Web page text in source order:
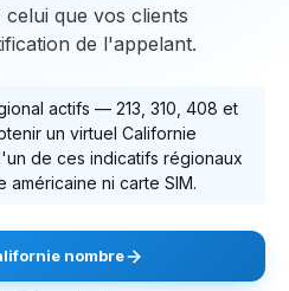
que vos clients
de l'appelant.
actifs — 213, 310, 408 et
un virtuel Californie
de ces indicatifs régionaux
américaine ni carte SIM.
nombre